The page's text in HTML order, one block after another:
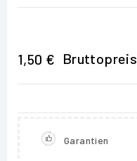
1,50 € Bruttopreis
Garantien